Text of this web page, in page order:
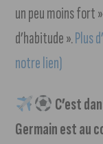
un peu moins fort
d’habitude ».Plus
notre lien)
C’est
Germain est au